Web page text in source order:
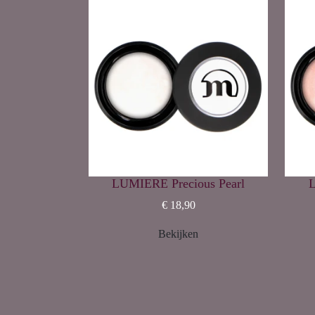
LUMIERE Precious Pearl
€ 18,90
Bekijken